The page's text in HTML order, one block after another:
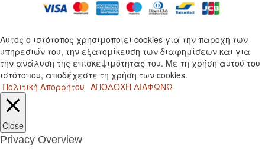
Αυτός ο ιστότοπος χρησιμοποιεί cookies για την παροχή των
υπηρεσιών του, την εξατομίκευση των διαφημίσεων και για
την ανάλυση της επισκεψιμότητας του. Με τη χρήση αυτού του
ιστότοπου, αποδέχεστε τη χρήση των cookies.
Πολιτική Απορρήτου ΑΠΟΔΟΧΗ ΔΙΑΦΩΝΩ
Close
Privacy Overview